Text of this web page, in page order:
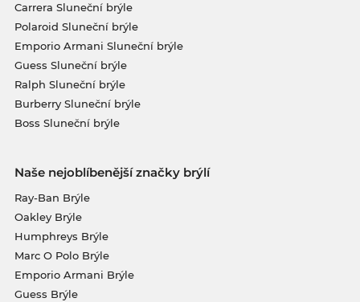
Carrera Sluneční brýle
Polaroid Sluneční brýle
Emporio Armani Sluneční brýle
Guess Sluneční brýle
Ralph Sluneční brýle
Burberry Sluneční brýle
Boss Sluneční brýle
Naše nejoblíbenější značky brýlí
Ray-Ban Brýle
Oakley Brýle
Humphreys Brýle
Marc O Polo Brýle
Emporio Armani Brýle
Guess Brýle